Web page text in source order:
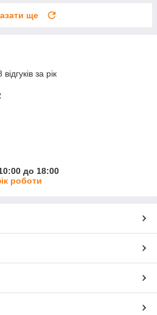
ще
за рік
до 18:00
роботи